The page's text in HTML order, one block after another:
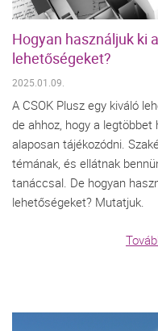
Hogyan használjuk ki
lehetőségeket?
2025.01.09.
A CSOK Plusz egy kiváló
de ahhoz, hogy a
alaposan tájékozódni.
témának, és ellátnak
tanáccsal. De hogyan
lehetőségeket? Mutatjuk.